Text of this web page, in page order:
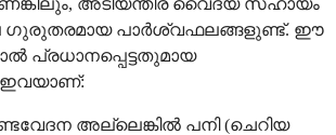
അടിയന്തിര വൈദ്യ സഹായം
ഗുരുതരമായ പാർശ്വഫലങ്ങളുണ്ട്. ഈ
പ്രധാനപ്പെട്ടതുമായ
അല്ലെങ്കിൽ പനി (ചെറിയ